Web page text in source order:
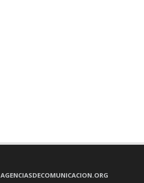
AGENCIASDECOMUNICACION.ORG